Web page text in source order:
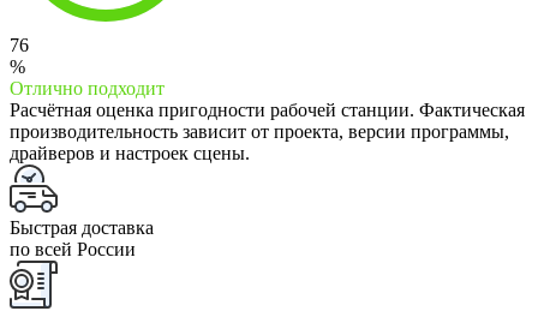
76
%
Отлично подходит
Расчётная оценка пригодности рабочей станции. Фактическая
производительность зависит от проекта, версии программы,
драйверов и настроек сцены.
Быстрая доставка
по всей России